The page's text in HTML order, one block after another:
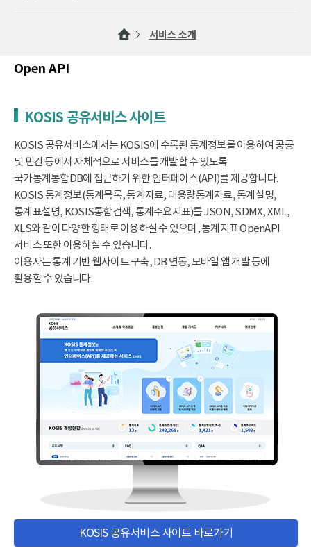
서비스 소개
Open API
KOSIS 공유서비스 사이트
KOSIS 공유서비스에서는 KOSIS에 수록된 통계정보를 이용하여 공공
및 민간 등에서 자체적으로 서비스를 개발할 수 있도록
국가통계통합DB에 접근하기 위한 인터페이스(API)를 제공합니다.
KOSIS 통계정보(통계목록, 통계자료, 대용량통계자료, 통계설명,
통계표설명, KOSIS통합검색, 통계주요지표)를 JSON, SDMX, XML,
XLS와 같이 다양한 형태로 이용하실 수 있으며, 통계지표 OpenAPI
서비스 또한 이용하실 수 있습니다.
이용자는 통계 기반 웹사이트 구축, DB 연동, 모바일 앱 개발 등에
활용할 수 있습니다.
KOSIS 공유서비스 사이트 바로가기